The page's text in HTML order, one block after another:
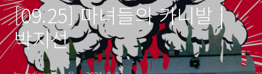
[09.25] 마녀들의 카니발 |
박지선